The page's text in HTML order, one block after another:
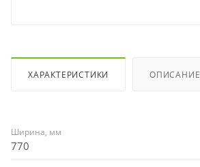
ХАРАКТЕРИСТИКИ ОПИСАНИЕ
Ширина, мм
770